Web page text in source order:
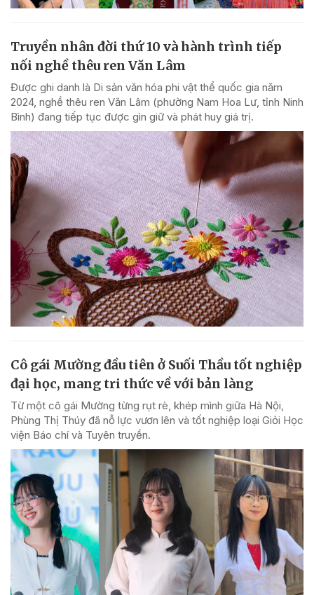
Truyền nhân đời thứ 10 và hành trình tiếp
nối nghề thêu ren Văn Lâm
Được ghi danh là Di sản văn hóa phi vật thể quốc gia năm
2024, nghề thêu ren Văn Lâm (phường Nam Hoa Lư, tỉnh Ninh
Bình) đang tiếp tục được gìn giữ và phát huy giá trị.
Cô gái Mường đầu tiên ở Suối Thầu tốt nghiệp
đại học, mang tri thức về với bản làng
Từ một cô gái Mường từng rụt rè, khép mình giữa Hà Nội,
Phùng Thị Thúy đã nỗ lực vươn lên và tốt nghiệp loại Giỏi Học
viện Báo chí và Tuyên truyền.